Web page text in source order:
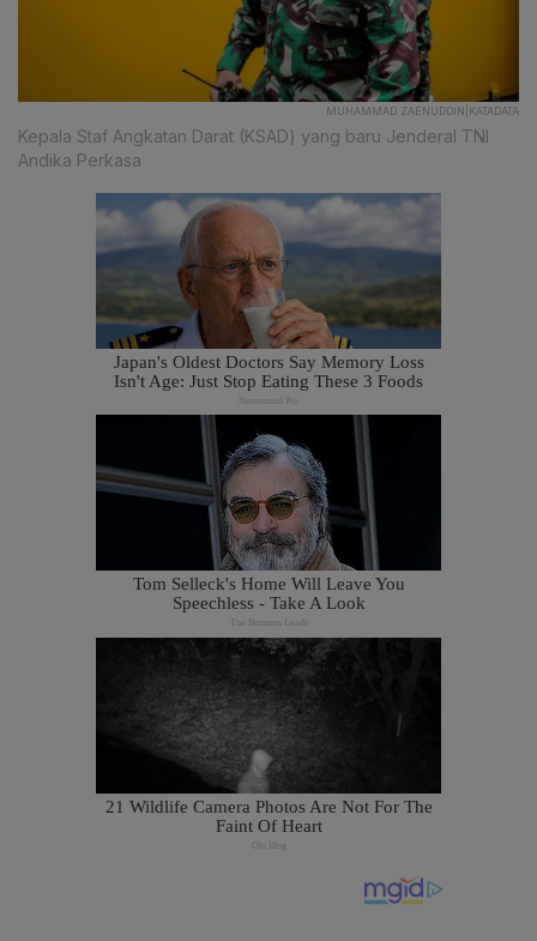
MUHAMMAD ZAENUDDIN|KATADATA
Kepala Staf Angkatan Darat (KSAD) yang baru Jenderal TNI
Andika Perkasa